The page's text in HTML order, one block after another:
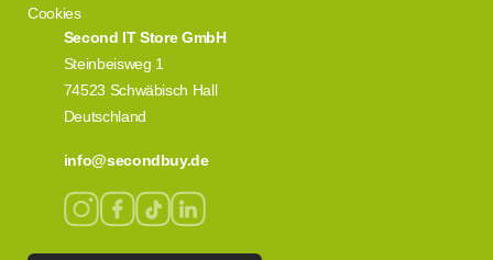
Second IT Store GmbH
Steinbeisweg 1
74523 Schwäbisch Hall
Deutschland
info@secondbuy.de
Cookies